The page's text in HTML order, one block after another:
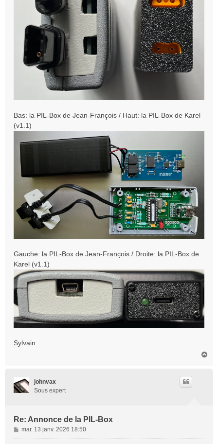
Bas: la PIL-Box de Jean-François / Haut: la PIL-Box de Karel
(v1.1)
Gauche: la PIL-Box de Jean-François / Droite: la PIL-Box de
Karel (v1.1)
Sylvain
johnvax
Sous expert
Re: Annonce de la PIL-Box
M
e
mar. 13 janv. 2026 18:50